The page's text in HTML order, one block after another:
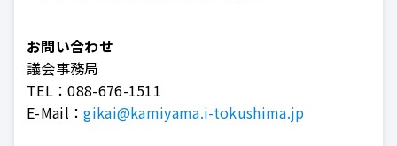
お問い合わせ
議会事務局
TEL：088-676-1511
E-Mail：gikai@kamiyama.i-tokushima.jp